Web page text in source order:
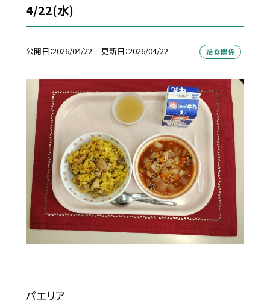
4/22(水)
公開日 2026/04/22 更新日 2026/04/22 給食関係
パエリア